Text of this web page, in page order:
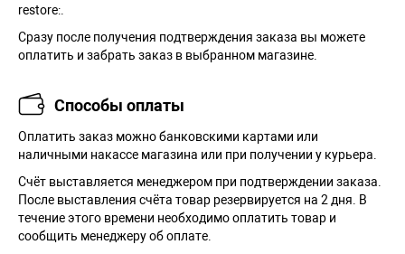
restore:.
Сразу после получения подтверждения заказа вы можете
оплатить и забрать заказ в выбранном магазине.
Способы оплаты
Оплатить заказ можно банковскими картами или
наличными накассе магазина или при получении у курьера.
Cчёт выставляется менеджером при подтверждении заказа.
После выставления счёта товар резервируется на 2 дня. В
течение этого времени необходимо оплатить товар и
сообщить менеджеру об оплате.